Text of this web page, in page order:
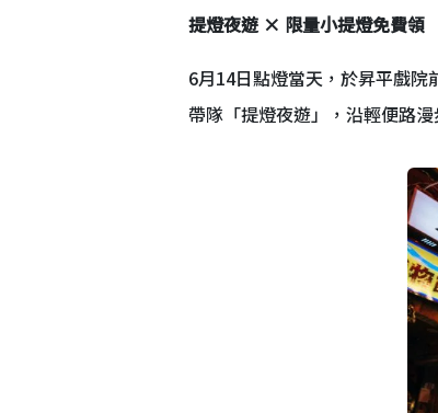
提燈夜遊 × 限量小提燈免費領
6月14日點燈當天，於昇平戲院
帶隊「提燈夜遊」，沿輕便路